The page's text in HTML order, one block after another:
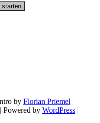
starten
by Florian Priemel
| Powered by WordPress |